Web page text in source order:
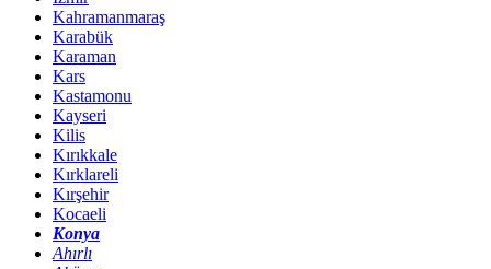
Kahramanmaraş
Karabük
Karaman
Kars
Kastamonu
Kayseri
Kilis
Kırıkkale
Kırklareli
Kırşehir
Kocaeli
Konya
Ahırlı